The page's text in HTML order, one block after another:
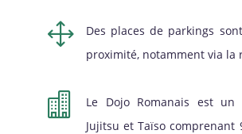
1
Des places de parkings
proximité, notamment via la

Le Dojo Romanais est un
Jujitsu et Taïso comprenant